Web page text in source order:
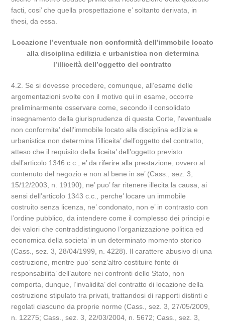
facti, cosi’ che quella prospettazione e’ soltanto derivata, in
thesi, da essa.
Locazione l’eventuale non conformità dell’immobile locato
alla disciplina edilizia e urbanistica non determina
l’illiceità dell’oggetto del contratto
4.2. Se si dovesse procedere, comunque, all’esame delle
argomentazioni svolte con il motivo qui in esame, occorre
preliminarmente osservare come, secondo il consolidato
insegnamento della giurisprudenza di questa Corte, l’eventuale
non conformita’ dell’immobile locato alla disciplina edilizia e
urbanistica non determina l’illiceita’ dell’oggetto del contratto,
atteso che il requisito della liceita’ dell’oggetto previsto
dall’articolo 1346 c.c., e’ da riferire alla prestazione, ovvero al
contenuto del negozio e non al bene in se’ (Cass., sez. 3,
15/12/2003, n. 19190), ne’ puo’ far ritenere illecita la causa, ai
sensi dell’articolo 1343 c.c., perche’ locare un immobile
costruito senza licenza, ne’ condonato, non e’ in contrasto con
l’ordine pubblico, da intendere come il complesso dei principi e
dei valori che contraddistinguono l’organizzazione politica ed
economica della societa’ in un determinato momento storico
(Cass., sez. 3, 28/04/1999, n. 4228). Il carattere abusivo di una
costruzione, mentre puo’ senz’altro costituire fonte di
responsabilita’ dell’autore nei confronti dello Stato, non
comporta, dunque, l’invalidita’ del contratto di locazione della
costruzione stipulato tra privati, trattandosi di rapporti distinti e
regolati ciascuno da proprie norme (Cass., sez. 3, 27/05/2009,
n. 12275; Cass., sez. 3, 22/03/2004, n. 5672; Cass., sez. 3,